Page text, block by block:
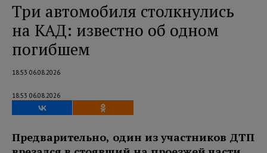
Три автомобиля столкнулись
на КАД: известно об одном
погибшем
18:53 06.08.2026
18:53 06.08.2026
Предварительно, один из участников ДТП